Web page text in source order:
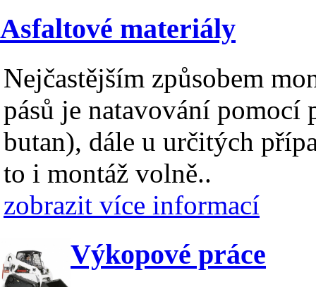
Asfaltové materiály
Nejčastějším způsobem
pásů je natavování pomocí
butan), dále u určitých
to i montáž volně..
zobrazit více informací
Výkopové práce